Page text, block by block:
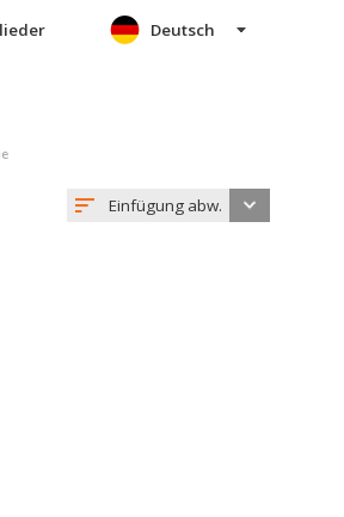
Deutsch
Einfügung abw.